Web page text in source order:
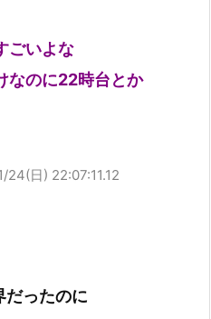
ごいよな
なのに22時台とか
24(日) 22:07:11.12
だったのに